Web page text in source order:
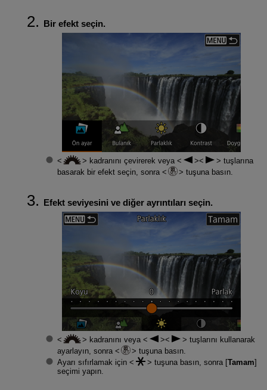
Bir efekt seçin.
kadranını çevirerek veya
tuşlarına
basarak bir efekt seçin, sonra
tuşuna basın.
Efekt seviyesini ve diğer ayrıntıları seçin.
kadranını veya
tuşlarını kullanarak
ayarlayın, sonra
tuşuna basın.
Ayarı sıfırlamak için
tuşuna basın, sonra [Tamam]
seçimi yapın.